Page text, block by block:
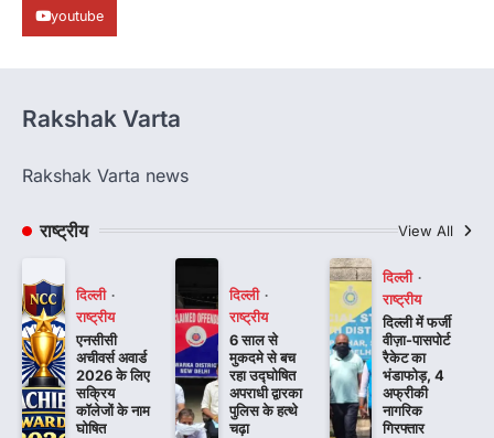
youtube
Rakshak Varta
Rakshak Varta news
राष्ट्रीय View All
दिल्ली
राष्ट्रीय
एनसीसी
अचीवर्स अवार्ड
2026 के लिए
सक्रिय
कॉलेजों के नाम
घोषित
दिल्ली
राष्ट्रीय
6 साल से
मुकदमे से बच
रहा उद्घोषित
अपराधी द्वारका
पुलिस के हत्थे
चढ़ा
दिल्ली
राष्ट्रीय
दिल्ली में फर्जी
वीज़ा-पासपोर्ट
रैकेट का
भंडाफोड़, 4
अफ्रीकी
नागरिक
गिरफ्तार